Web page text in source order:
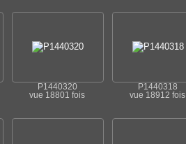
P1440320
vue 18801 fois
P1440318
vue 18912 fois